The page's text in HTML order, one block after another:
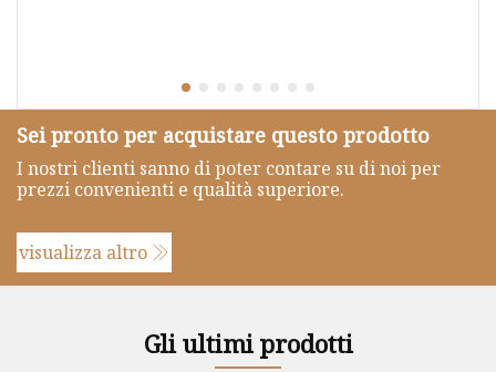
Sei pronto per acquistare questo prodotto
I nostri clienti sanno di poter contare su di noi per
prezzi convenienti e qualità superiore.
visualizza altro
Gli ultimi prodotti